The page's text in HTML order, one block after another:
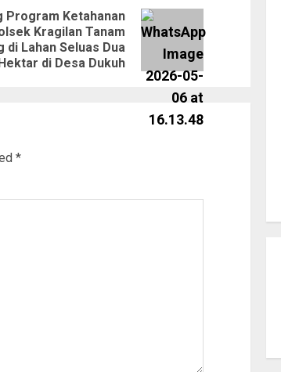
Program Ketahanan
Kragilan Tanam
di Lahan Seluas Dua
Hektar di Desa Dukuh
*